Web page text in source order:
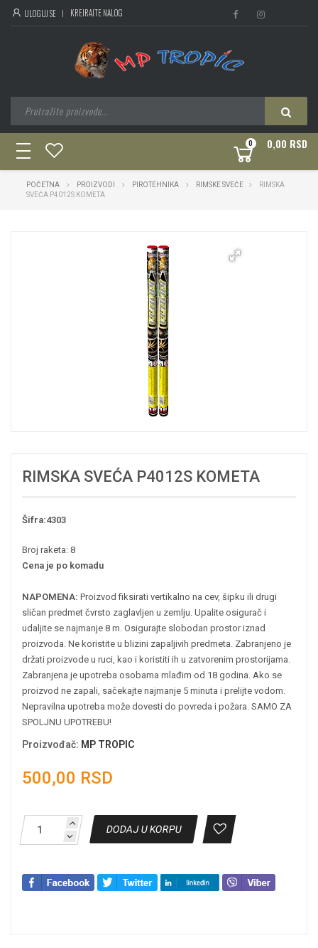
ULOGUJ SE KREIRAJTE NALOG
toggle
navigation
0 0,00 RSD
POČETNA PROIZVODI PIROTEHNIKA RIMSKE SVEĆE
RIMSKA
SVEĆA P4012S KOMETA
RIMSKA SVEĆA P4012S KOMETA
Šifra:4303
Broj raketa: 8
Cena je po komadu
NAPOMENA: Proizvod fiksirati vertikalno na cev, šipku ili drugi
sličan predmet čvrsto zaglavljen u zemlju. Upalite osigurač i
udaljite se najmanje 8 m. Osigurajte slobodan prostor iznad
proizvoda. Ne koristite u blizini zapaljivih predmeta. Zabranjeno je
držati proizvode u ruci, kao i koristiti ih u zatvorenim prostorijama.
Zabranjena je upotreba osobama mlađim od 18 godina. Ako se
proizvod ne zapali, sačekajte najmanje 5 minuta i prelijte vodom.
Nepravilna upotreba može dovesti do povreda i požara. SAMO ZA
SPOLJNU UPOTREBU!
Proizvođač: MP TROPIC
500,00 RSD
DODAJ U KORPU